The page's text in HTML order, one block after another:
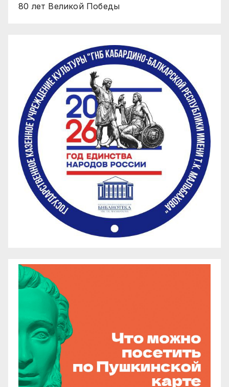
80 лет Великой Победы